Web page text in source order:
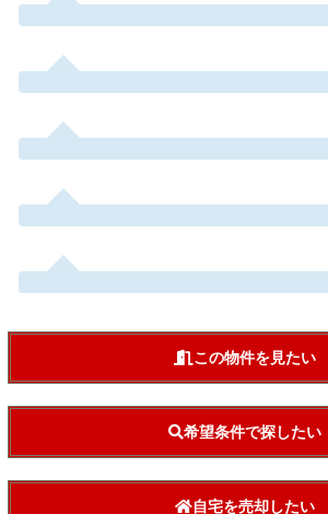
この物件を見たい
希望条件で探したい
自宅を売却したい